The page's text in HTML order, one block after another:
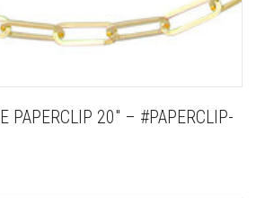
PAPERCLIP 20″ – #PAPERCLIP-